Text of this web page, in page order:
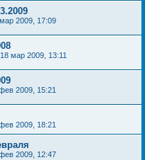
2009, 17:09
18 мар 2009, 13:11
2009, 15:21
2009, 18:21
2009, 12:47